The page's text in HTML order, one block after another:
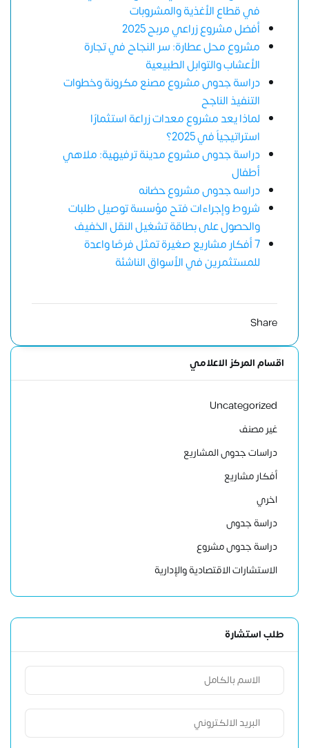
في قطاع الأغذية والمشروبات
أفضل مشروع زراعي مربح 2025
مشروع محل عطارة: سر النجاح في تجارة
الأعشاب والتوابل الطبيعية
دراسة جدوى مشروع مصنع مكرونة وخطوات
التنفيذ الناجح
لماذا يعد مشروع معدات زراعة استثمارًا
استراتيجياً في 2025؟
دراسة جدوى مشروع مدينة ترفيهية: ملاهي
أطفال
دراسه جدوى مشروع حضانه
شروط وإجراءات فتح مؤسسة توصيل طلبات
والحصول على بطاقة تشغيل النقل الخفيف
7 أفكار مشاريع صغيرة تمثل فرصًا واعدة
للمستثمرين في الأسواق الناشئة
Share
اقسام المركز الاعلامي
Uncategorized
غير مصنف
دراسات جدوى المشاريع
أفكار مشاريع
اخري
دراسة جدوى
دراسة جدوى مشروع
الاستشارات الاقتصادية والإدارية
طلب استشارة